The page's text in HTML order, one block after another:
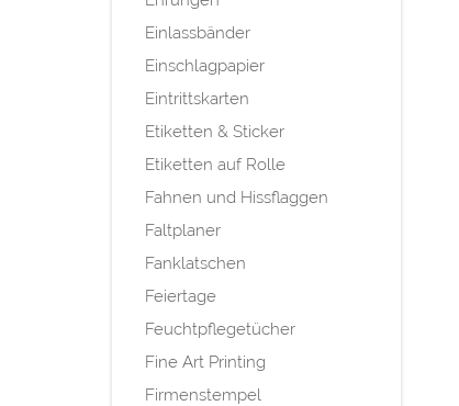
Einlassbänder
Einschlagpapier
Eintrittskarten
Etiketten & Sticker
Etiketten auf Rolle
Fahnen und Hissflaggen
Faltplaner
Fanklatschen
Feiertage
Feuchtpflegetücher
Fine Art Printing
Firmenstempel